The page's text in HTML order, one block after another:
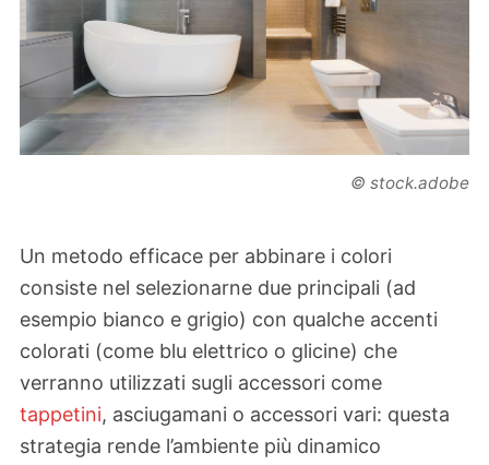
© stock.adobe
Un metodo efficace per abbinare i colori
consiste nel selezionarne due principali (ad
esempio bianco e grigio) con qualche accenti
colorati (come blu elettrico o glicine) che
verranno utilizzati sugli accessori come
tappetini, asciugamani o accessori vari: questa
strategia rende l’ambiente più dinamico